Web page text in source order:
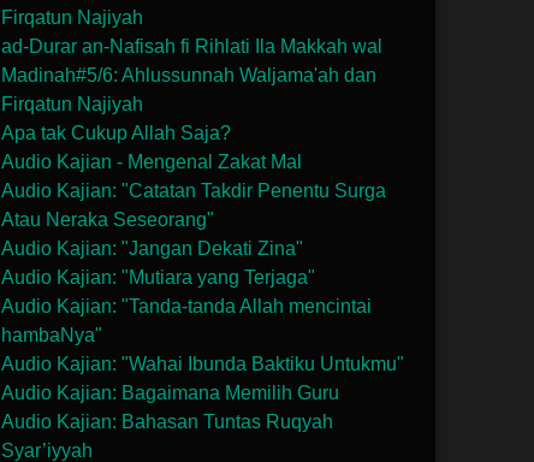
Firqatun Najiyah
ad-Durar an-Nafisah fi Rihlati Ila Makkah wal
Madinah#5/6: Ahlussunnah Waljama'ah dan
Firqatun Najiyah
Apa tak Cukup Allah Saja?
Audio Kajian - Mengenal Zakat Mal
Audio Kajian: "Catatan Takdir Penentu Surga
Atau Neraka Seseorang"
Audio Kajian: "Jangan Dekati Zina"
Audio Kajian: "Mutiara yang Terjaga"
Audio Kajian: "Tanda-tanda Allah mencintai
hambaNya"
Audio Kajian: "Wahai Ibunda Baktiku Untukmu"
Audio Kajian: Bagaimana Memilih Guru
Audio Kajian: Bahasan Tuntas Ruqyah
Syar’iyyah